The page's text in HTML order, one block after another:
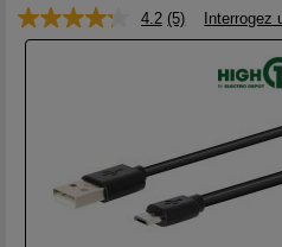
4.2 Lire
5
même
page.
(5) Interrogez